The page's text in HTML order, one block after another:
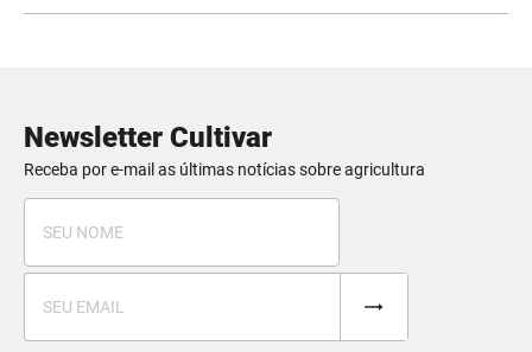
Newsletter Cultivar
Receba por e-mail as últimas notícias sobre agricultura